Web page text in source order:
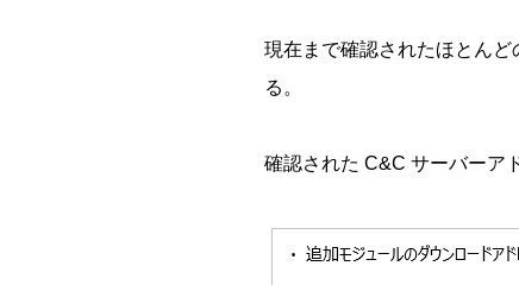
現在まで確認されたほとん
る。
確認された C&C サーバーア